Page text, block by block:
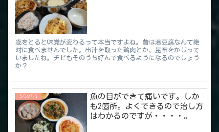
歳をとると味覚が変わるって本当ですよね。昔は湯豆腐なんて絶
対に食べませんでした。出汁を取った鶏肉とか、昆布をかじって
いましたね。チビもそのうち好んで食べるようになるのでしょう
か？
シンパパ
魚の目ができて痛いです。しか
も2箇所。よくできるので治し方
はわかるのですが・・・・。